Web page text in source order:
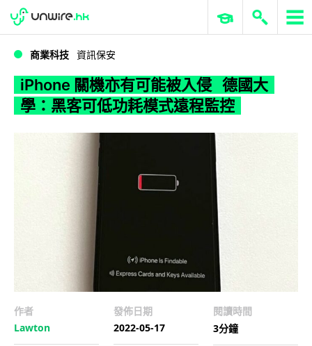
WWDC 2026 ERP 與商業 AI
商業科技 資訊保安
iPhone 關機亦有可能被入侵 德國大
學：黑客可低功耗模式遠程監控
作者
Lawton
發佈日期
2022-05-17
閱讀時間
3分鐘